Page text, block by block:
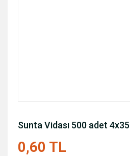
Sunta Vidası 500 adet 4x35
0,60 TL